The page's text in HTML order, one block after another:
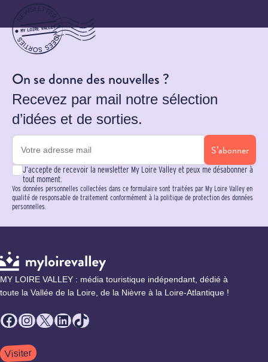
On se donne des nouvelles ?
Recevez par mail notre sélection
d’idées et de sorties.
S’abonner
J’accepte de recevoir la newsletter My Loire Valley et peux me désabonner à
tout moment.
Vos données personnelles collectées dans ce formulaire sont traitées par My Loire Valley en
qualité de responsable de traitement conformément à la politique de protection des données
personnelles.
MY LOIRE VALLEY : média touristique indépendant, dédié à
toute la Vallée de la Loire, de la Nièvre à la Loire-Atlantique !
Facebook
Instagram
X LinkedIn
TikTok
Visiter